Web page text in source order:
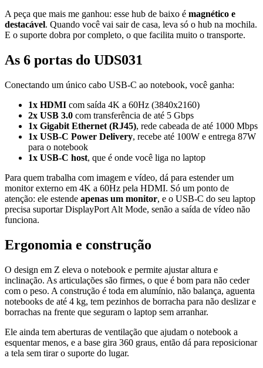
A peça que mais me ganhou: esse hub de baixo é magnético e
destacável. Quando você vai sair de casa, leva só o hub na mochila.
E o suporte dobra por completo, o que facilita muito o transporte.
As 6 portas do UDS031
Conectando um único cabo USB-C ao notebook, você ganha:
1x HDMI com saída 4K a 60Hz (3840x2160)
2x USB 3.0 com transferência de até 5 Gbps
1x Gigabit Ethernet (RJ45), rede cabeada de até 1000 Mbps
1x USB-C Power Delivery, recebe até 100W e entrega 87W
para o notebook
1x USB-C host, que é onde você liga no laptop
Para quem trabalha com imagem e vídeo, dá para estender um
monitor externo em 4K a 60Hz pela HDMI. Só um ponto de
atenção: ele estende apenas um monitor, e o USB-C do seu laptop
precisa suportar DisplayPort Alt Mode, senão a saída de vídeo não
funciona.
Ergonomia e construção
O design em Z eleva o notebook e permite ajustar altura e
inclinação. As articulações são firmes, o que é bom para não ceder
com o peso. A construção é toda em alumínio, não balança, aguenta
notebooks de até 4 kg, tem pezinhos de borracha para não deslizar e
borrachas na frente que seguram o laptop sem arranhar.
Ele ainda tem aberturas de ventilação que ajudam o notebook a
esquentar menos, e a base gira 360 graus, então dá para reposicionar
a tela sem tirar o suporte do lugar.